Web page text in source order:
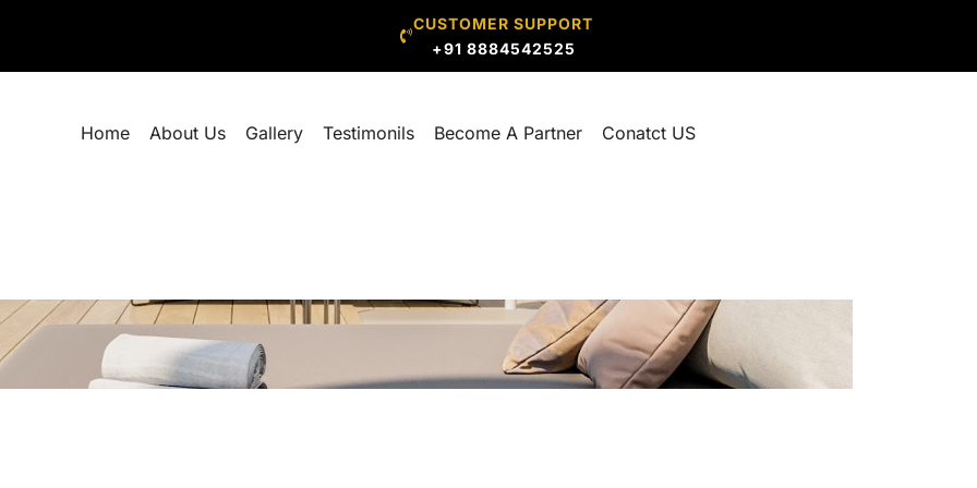
CUSTOMER SUPPORT
+91 8884542525
Home About Us Gallery Testimonils Become A Partner Conatct US